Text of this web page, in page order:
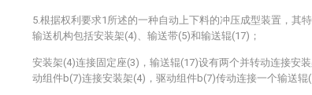
5.根据权利要求1所述的一种自动上下料的冲压成型装置，其特
输送机构包括安装架(4)、输送带(5)和输送辊(17)；
安装架(4)连接固定座(3)，输送辊(17)设有两个并转动连接安
动组件b(7)连接安装架(4)，驱动组件b(7)传动连接一个输送辊